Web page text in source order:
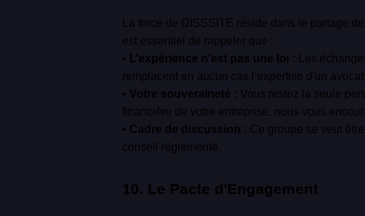
La force de DISSSITE réside dans le partage
est essentiel de rappeler que :
• L’expérience n’est pas une loi : Les
remplacent en aucun cas l’expertise d'un
• Votre souveraineté : Vous restez la seule
financière de votre entreprise, nous vous
• Cadre de discussion : Ce groupe se veut
conseil réglementé.
10. Le Pacte d'Engagement